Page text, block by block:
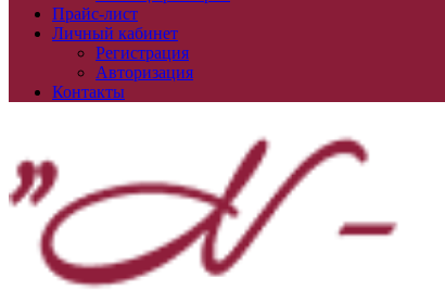
Прайс-лист
Личный кабинет
Регистрация
Авторизация
Контакты